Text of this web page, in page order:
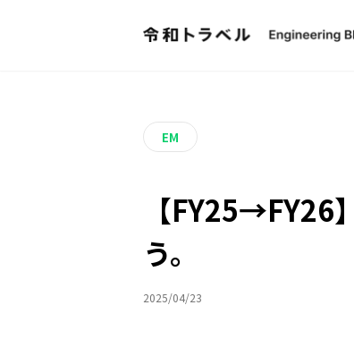
EM
【FY25→FY26
う。
2025/04/23